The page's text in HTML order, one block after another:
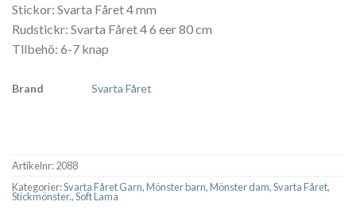
Stickor: Svarta Fåret 4 mm
Rudstickr: Svarta Fåret 4 6 eer 80 cm
Tllbehö: 6-7 knap
Brand Svarta Fåret
Artikelnr:2088
Kategorier:Svarta Fåret Garn,Mönster barn,Mönster dam,Svarta Fåret,
Stickmönster.,Soft Lama